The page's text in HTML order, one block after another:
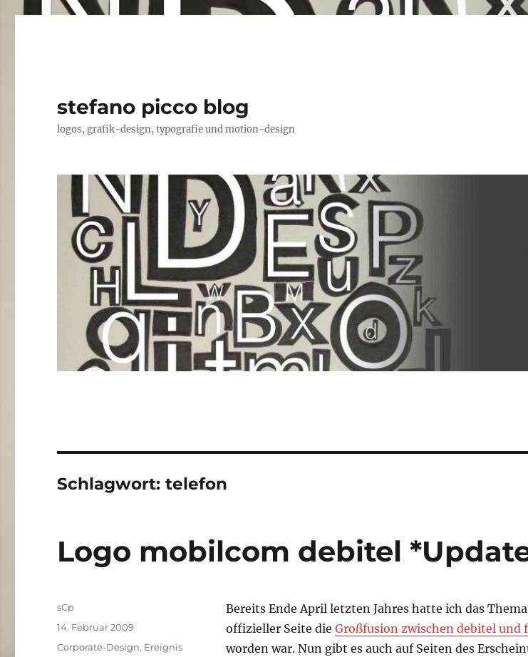
stefano picco blog
logos, grafik-design, typografie und motion-design
Schlagwort:telefon
Logo mobilcom debitel
Bereits Ende April letzten Jahres hatte ich das
offizieller Seite die Großfusion zwischen debitel und
worden war. Nun gibt es auch auf Seiten des
Autor
sCp
Veröffentlicht
14. Februar 2009
Kategorien
Corporate-Design, Ereignis